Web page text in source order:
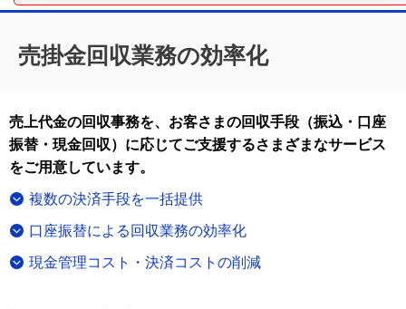
売掛金回収業務の効率化
売上代金の回収事務を、お客さまの回収手段（振込・口座
振替・現金回収）に応じてご支援するさまざまなサービス
をご用意しています。
複数の決済手段を一括提供
口座振替による回収業務の効率化
現金管理コスト・決済コストの削減